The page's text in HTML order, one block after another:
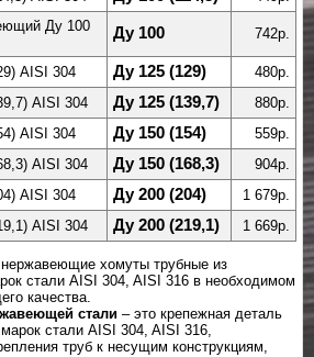
Ду 100
Ду 100 742р.
AISI 304 Ду 125 (129)
480р.
AISI 304
Ду 125 (139,7)
880р.
AISI 304
Ду 150 (154)
559р.
AISI 304
Ду 150 (168,3)
904р.
AISI 304
Ду 200 (204)
1 679р.
AISI 304
Ду 200 (219,1) 1 669р.
нержавеющие хомуты трубные из
стали AISI 304, AISI 316 в необходимом
качества.
стали – это крепежная деталь
марок стали AISI 304, AISI 316,
труб к несущим конструкциям,